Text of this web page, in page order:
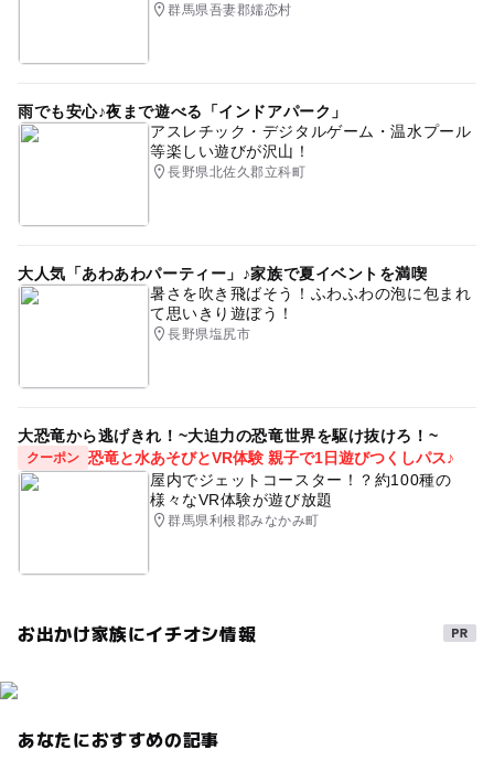
群馬県吾妻郡嬬恋村
雨でも安心♪夜まで遊べる「インドアパーク」
アスレチック・デジタルゲーム・温水プール
等楽しい遊びが沢山！
長野県北佐久郡立科町
大人気「あわあわパーティー」♪家族で夏イベントを満喫
暑さを吹き飛ばそう！ふわふわの泡に包まれ
て思いきり遊ぼう！
長野県塩尻市
大恐竜から逃げきれ！~大迫力の恐竜世界を駆け抜けろ！~
クーポン 恐竜と水あそびとVR体験 親子で1日遊びつくしパス♪
屋内でジェットコースター！？約100種の
様々なVR体験が遊び放題
群馬県利根郡みなかみ町
お出かけ家族にイチオシ情報
あなたにおすすめの記事